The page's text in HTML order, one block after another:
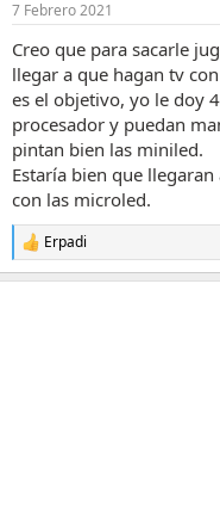
e
:
7 Febrero 2021
Creo que para sacarle
llegar a que hagan tv
es el objetivo, yo le doy
procesador y puedan
pintan bien las miniled.
Estaría bien que
con las microled.
R
e
a
Erpadi